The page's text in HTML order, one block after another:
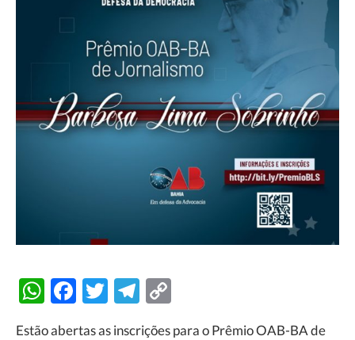
WhatsApp
Facebook
TwitterTelegram
Estão abertas as inscrições para o Prêmio OAB-BA de